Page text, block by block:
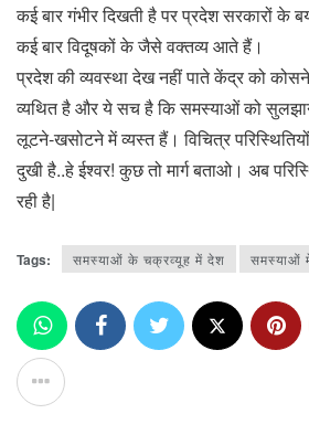
कई बार गंभीर दिखती है पर प्रदेश सरकारों के
कई बार विदूषकों के जैसे वक्तव्य आते हैं।
प्रदेश की व्यवस्था देख नहीं पाते केंद्र को
व्यथित है और ये सच है कि समस्याओं को
लूटने-खसोटने में व्यस्त हैं। विचित्र
दुखी है..हे ईश्वर! कुछ तो मार्ग बताओ। अब
रही है|
Tags: समस्याओं के चक्रव्यूह में देश समस्याओं